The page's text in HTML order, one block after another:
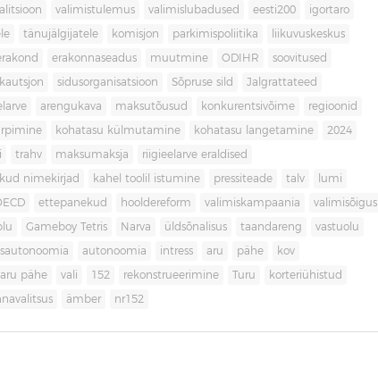
valimistulemus valimislubadused eesti200 igortaro
tänujälgijatele komisjon parkimispoliitika liikuvuskeskus
erakonnaseadus muutmine ODIHR soovitused
kautsjon sidusorganisatsioon Sõpruse sild Jalgrattateed
arengukava maksutõusud konkurentsivõime regioonid
kohatasu külmutamine kohatasu langetamine 2024
trahv maksumaksja riigieelarve eraldised
nimekirjad kahel toolil istumine pressiteade talv lumi
ettepanekud hooldereform valimiskampaania valimisõigus
Gameboy Tetris Narva üldsõnalisus taandareng vastuolu
autonoomia intress aru pähe kov
aru pähe vali 152 rekonstrueerimine Turu korteriühistud
ämber nr152